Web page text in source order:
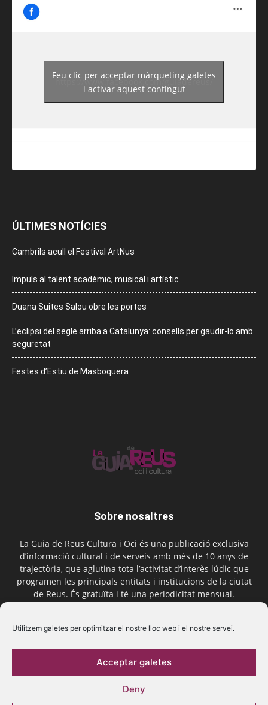
Utilitzem galetes per optimitzar el nostre lloc web i el nostre servei.
Acceptar galetes
Deny
https://www.facebook.com/guiadereus/
Feu clic per acceptar màrqueting galetes
i activar aquest contingut
ÚLTIMES NOTÍCIES
Cambrils acull el Festival ArtNus
Impuls al talent acadèmic, musical i artístic
Duana Suites Salou obre les portes
L’eclipsi del segle arriba a Catalunya: consells per gaudir-lo amb
seguretat
Festes d’Estiu de Masboquera
Sobre nosaltres
La Guia de Reus Cultura i Oci és una publicació exclusiva
d’informació cultural i de serveis amb més de 10 anys de
trajectòria, que aglutina tota l’activitat d’interès lúdic que
programen les principals entitats i institucions de la ciutat
de Reus. És gratuïta i té una periodicitat mensual.
Segueix-nos